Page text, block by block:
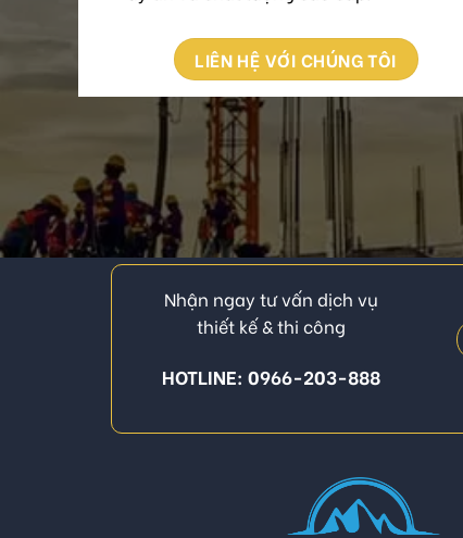
LIÊN HỆ VỚI CHÚNG TÔI
Nhận ngay tư vấn dịch vụ
thiết kế & thi công
HOTLINE: 0966-203-888